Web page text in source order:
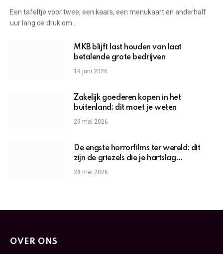
Een tafeltje voor twee, een kaars, een menukaart en anderhalf
uur lang de druk om…
MKB blijft last houden van laat
betalende grote bedrijven
19 juni 2026
Zakelijk goederen kopen in het
buitenland: dit moet je weten
29 mei 2026
De engste horrorfilms ter wereld: dit
zijn de griezels die je hartslag
omhoogjagen
28 mei 2026
OVER ONS